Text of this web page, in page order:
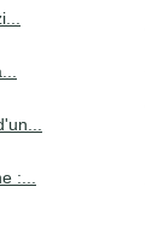
:...